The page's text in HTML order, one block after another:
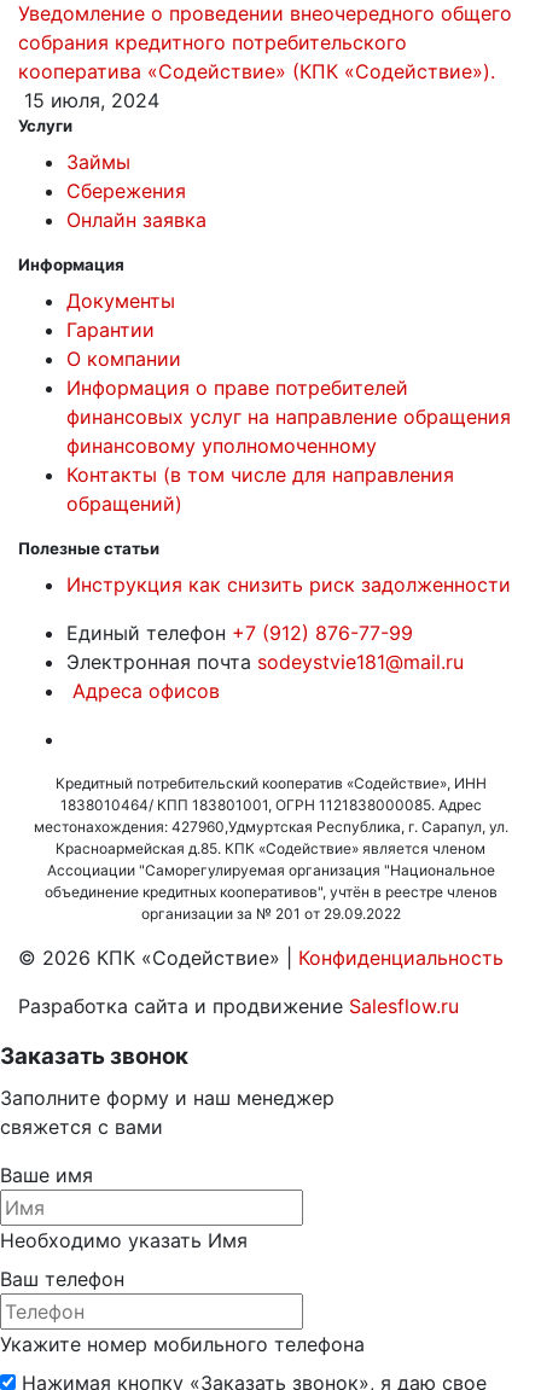
Уведомление о проведении внеочередного общего
собрания кредитного потребительского
кооператива «Содействие» (КПК «Содействие»).
15 июля, 2024
Услуги
Займы
Сбережения
Онлайн заявка
Информация
Документы
Гарантии
О компании
Информация о праве потребителей
финансовых услуг на направление обращения
финансовому уполномоченному
Контакты (в том числе для направления
обращений)
Полезные статьи
Инструкция как снизить риск задолженности
Единый телефон +7 (912) 876-77-99
Электронная почта sodeystvie181@mail.ru
Адреса офисов
Кредитный потребительский кооператив «Содействие», ИНН
1838010464/ КПП 183801001, ОГРН 1121838000085. Адрес
местонахождения: 427960,Удмуртская Республика, г. Сарапул, ул.
Красноармейская д.85. КПК «Содействие» является членом
Ассоциации "Саморегулируемая организация "Национальное
объединение кредитных кооперативов", учтён в реестре членов
организации за № 201 от 29.09.2022
© 2026 КПК «Содействие»
Конфиденциальность
Разработка сайта и продвижение Salesflow.ru
Заказать звонок
Заполните форму и наш менеджер
свяжется с вами
Ваше имя
Необходимо указать Имя
Ваш телефон
Укажите номер мобильного телефона
Нажимая кнопку «Заказать звонок», я даю свое